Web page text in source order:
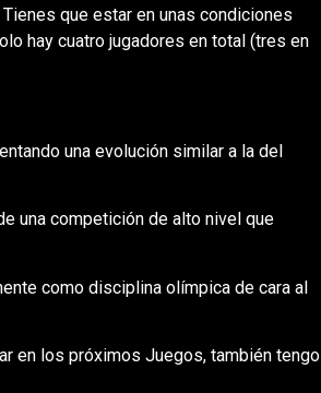
que estar en unas condiciones
hay cuatro jugadores en total (tres en
una evolución similar a la del
una competición de alto nivel que
como disciplina olímpica de cara al
en los próximos Juegos, también tengo